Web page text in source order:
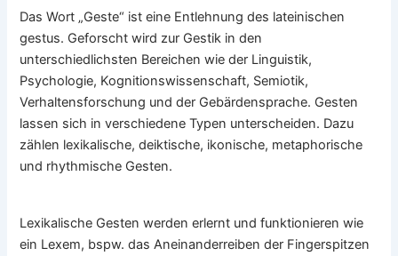
Das Wort „Geste“ ist eine Entlehnung des lateinischen
gestus. Geforscht wird zur Gestik in den
unterschiedlichsten Bereichen wie der Linguistik,
Psychologie, Kognitionswissenschaft, Semiotik,
Verhaltensforschung und der Gebärdensprache. Gesten
lassen sich in verschiedene Typen unterscheiden. Dazu
zählen lexikalische, deiktische, ikonische, metaphorische
und rhythmische Gesten.
Lexikalische Gesten werden erlernt und funktionieren wie
ein Lexem, bspw. das Aneinanderreiben der Fingerspitzen